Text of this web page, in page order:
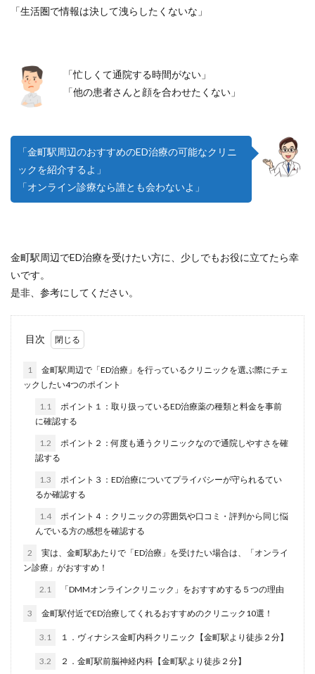
「生活圏で情報は決して洩らしたくないな」
「忙しくて通院する時間がない」
「他の患者さんと顔を合わせたくない」
「金町駅周辺のおすすめのED治療の可能なクリニ
ックを紹介するよ」
「オンライン診療なら誰とも会わないよ」
金町駅周辺でED治療を受けたい方に、少しでもお役に立てたら幸
いです。
是非、参考にしてください。
目次
1
金町駅周辺で「ED治療」を行っているクリニックを選ぶ際にチェ
ックしたい4つのポイント
1.1
ポイント１：取り扱っているED治療薬の種類と料金を事前
に確認する
1.2
ポイント２：何度も通うクリニックなので通院しやすさを確
認する
1.3
ポイント３：ED治療についてプライバシーが守られるてい
るか確認する
1.4
ポイント４：クリニックの雰囲気や口コミ・評判から同じ悩
んでいる方の感想を確認する
2
実は、金町駅あたりで「ED治療」を受けたい場合は、「オンライ
ン診療」がおすすめ！
2.1 「DMMオンラインクリニック」をおすすめする５つの理由
3 金町駅付近でED治療してくれるおすすめのクリニック10選！
3.1 １．ヴィナシス金町内科クリニック【金町駅より徒歩２分】
3.2 ２．金町駅前脳神経内科【金町駅より徒歩２分】